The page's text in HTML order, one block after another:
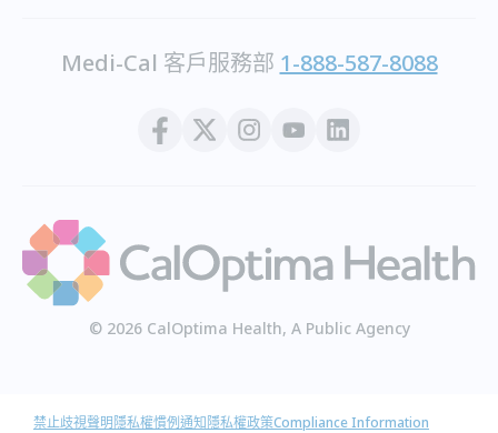
Medi-Cal 客戶服務部 1-888-587-8088
© 2026 CalOptima Health, A Public Agency
禁止歧視聲明隱私權慣例通知隱私權政策Compliance Information